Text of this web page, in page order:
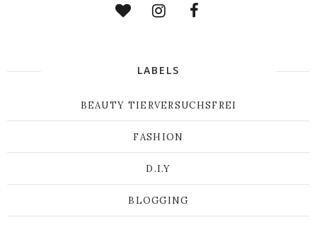
LABELS
BEAUTY TIERVERSUCHSFREI
FASHION
D.I.Y
BLOGGING